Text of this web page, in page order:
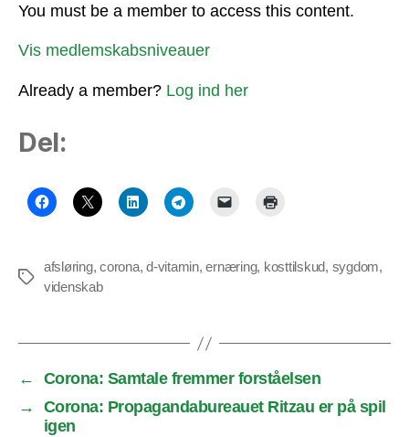
You must be a member to access this content.
Vis medlemskabsniveauer
Already a member? Log ind her
Del:
Tags
afsløring,corona,d-vitamin,ernæring, kosttilskud, sygdom,
videnskab
←
Corona: Samtale fremmer forståelsen
→
Corona: Propagandabureauet Ritzau er på spil
igen